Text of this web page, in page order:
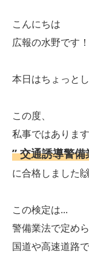
こんにちは
広報の水野です！
本日はちょっと
この度、
私事ではありま
” 交通誘導警
に合格しました
この検定は...
警備業法で定め
国道や高速道路